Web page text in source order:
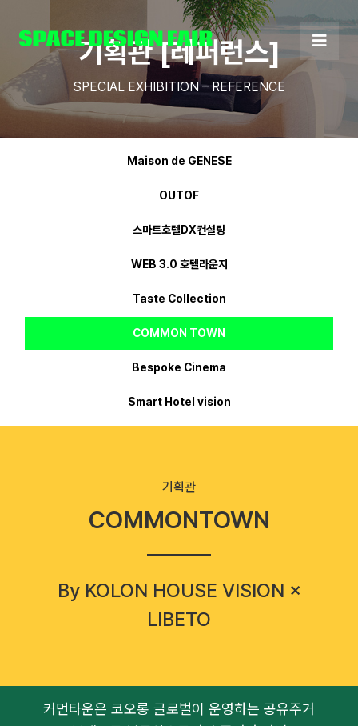
content
기획관 [레퍼런스]
SPECIAL EXHIBITION – REFERENCE
Maison de GENESE
OUTOF
스마트호텔DX컨설팅
WEB 3.0 호텔라운지
Taste Collection
COMMON TOWN
Bespoke Cinema
Smart Hotel vision
기획관
COMMONTOWN
By KOLON HOUSE VISION ×
LIBETO
커먼타운은 코오롱 글로벌이 운영하는 공유주거